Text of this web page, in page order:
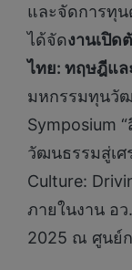
และจัดการทุ
ได้จัดงานเปิด
ไทย: ทฤษฎีแล
มหกรรมทุนวั
Symposium
วัฒนธรรมสู่เศ
Culture:
ภายในงาน อ
2025 ณ ศูนย์